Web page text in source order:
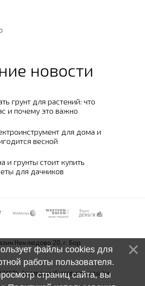
новости
грунт для растений: что
и почему это важно
для дома и
весной
и грунты стоит купить
для дачников
Неклюдово 20, г. Бор
Соглашение об использовании сайта
файлы cookies для
работы пользователя.
страниц сайта, вы